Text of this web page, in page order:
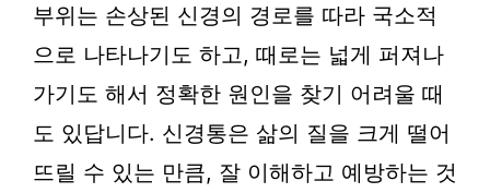
부위는 손상된 신경의 경로를 따라 국소적
으로 나타나기도 하고, 때로는 넓게 퍼져나
가기도 해서 정확한 원인을 찾기 어려울 때
도 있답니다. 신경통은 삶의 질을 크게 떨어
뜨릴 수 있는 만큼, 잘 이해하고 예방하는 것